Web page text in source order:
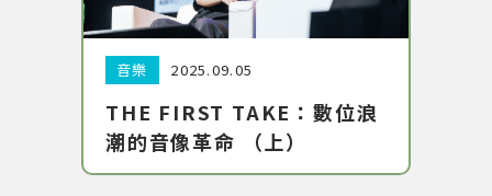
分類:
音樂 日期:
2025.09.05
THE FIRST TAKE：數位浪
潮的音像革命 （上）